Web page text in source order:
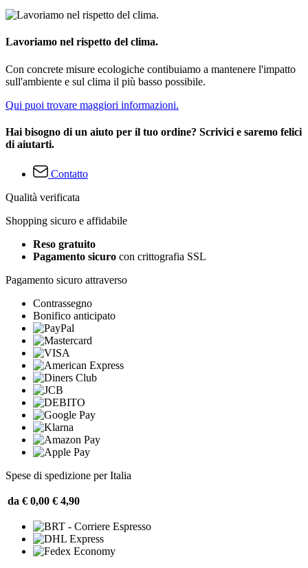
Lavoriamo nel rispetto del clima.
Con concrete misure ecologiche contibuiamo a mantenere l'impatto
sull'ambiente e sul clima il più basso possibile.
Qui puoi trovare maggiori informazioni.
Hai bisogno di un aiuto per il tuo ordine? Scrivici e saremo felici
di aiutarti.
Contatto
Qualità verificata
Shopping sicuro e affidabile
Reso gratuito
Pagamento sicuro con crittografia SSL
Pagamento sicuro attraverso
Contrassegno
Bonifico anticipato
Spese di spedizione per Italia
da € 0,00 € 4,90